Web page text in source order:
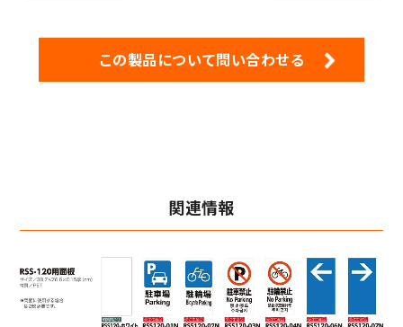
この製品について問い合わせる
関連情報